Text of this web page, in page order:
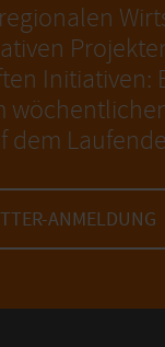
Initiativen:
dem
ANMELDUNG